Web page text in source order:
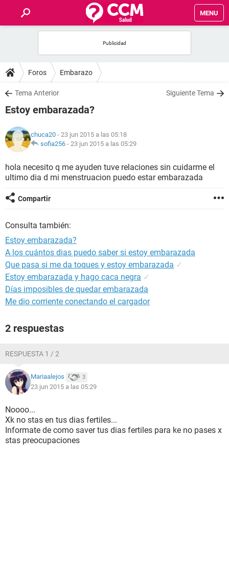
MENU
FOROS
SALUD
FAMILIA
NUTRICIÓN
BIENESTAR
SEXUALIDAD
GLOSARIO
Foros Embarazo
Tema Anterior Siguiente Tema
Estoy embarazada?
chuca20 - 23 jun 2015 a las 05:18
sofia256 - 23 jun 2015 a las 05:29
hola necesito q me ayuden tuve relaciones sin cuidarme el
ultimo dia d mi menstruacion puedo estar embarazada
Compartir
Consulta también:
Estoy embarazada?
A los cuántos dias puedo saber si estoy embarazada
Que pasa si me da toques y estoy embarazada ✓
Estoy embarazada y hago caca negra ✓
Días imposibles de quedar embarazada
Me dio corriente conectando el cargador
2 respuestas
RESPUESTA 1 / 2
Mariaalejos 3
23 jun 2015 a las 05:29
Noooo...
Xk no stas en tus dias fertiles...
Informate de como saver tus dias fertiles para ke no pases x
stas preocupaciones